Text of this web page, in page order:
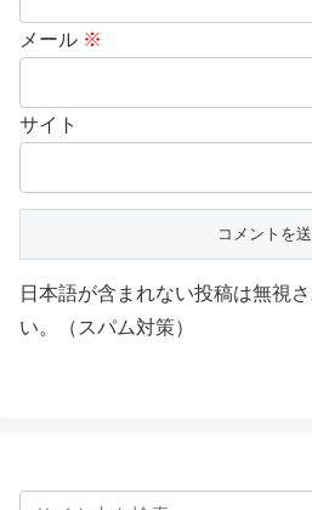
メール ※
サイト
日本語が含まれない投稿は無視
い。（スパム対策）